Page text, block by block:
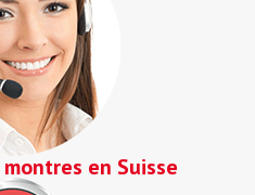
en Suisse